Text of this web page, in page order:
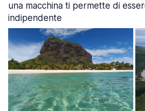
una macchina ti permette di
indipendente